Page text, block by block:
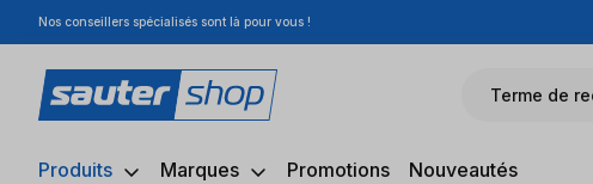
au contenu principal
Passer à la recherche
Passer à la navigation principale
Nos conseillers spécialisés sont là pour vous !
Terme de
Produits Marques Promotions Nouveautés